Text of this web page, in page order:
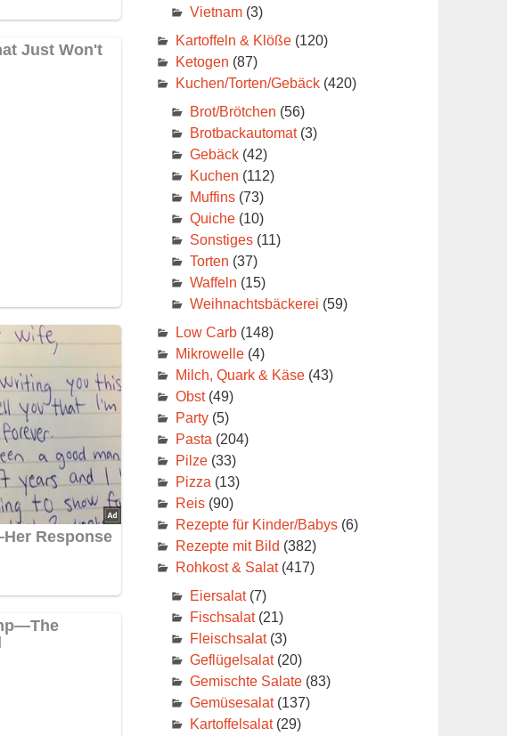
Vietnam(3)
Kartoffeln & Klöße(120)
Ketogen (87)
Kuchen/Torten/Gebäck(420)
Brot/Brötchen (56)
Brotbackautomat(3)
Gebäck(42)
Kuchen (112)
Muffins(73)
Quiche(10)
Sonstiges(11)
Torten (37)
Waffeln (15)
Weihnachtsbäckerei (59)
Low Carb(148)
Mikrowelle(4)
Milch, Quark & Käse(43)
Obst(49)
Party(5)
Pasta (204)
Pilze(33)
Pizza (13)
Reis(90)
Rezepte für Kinder/Babys(6)
Rezepte mit Bild (382)
Rohkost & Salat(417)
Eiersalat(7)
Fischsalat(21)
Fleischsalat(3)
Geflügelsalat(20)
Gemischte Salate(83)
Gemüsesalat(137)
Kartoffelsalat(29)